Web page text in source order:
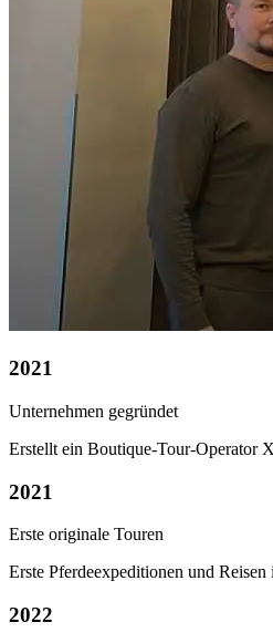
2021
Unternehmen gegründet
Erstellt ein Boutique-Tour-Operator
2021
Erste originale Touren
Erste Pferdeexpeditionen und
2022